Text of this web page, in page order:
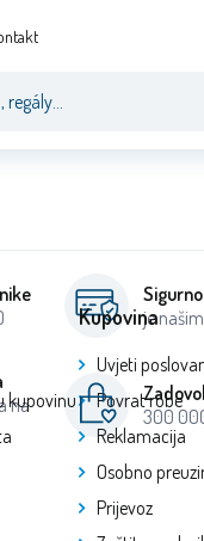
je
na
300
kupovinu
Kupovina
Uvjeti
Povrat robe
Reklamacija
Osobno
Prijevoz